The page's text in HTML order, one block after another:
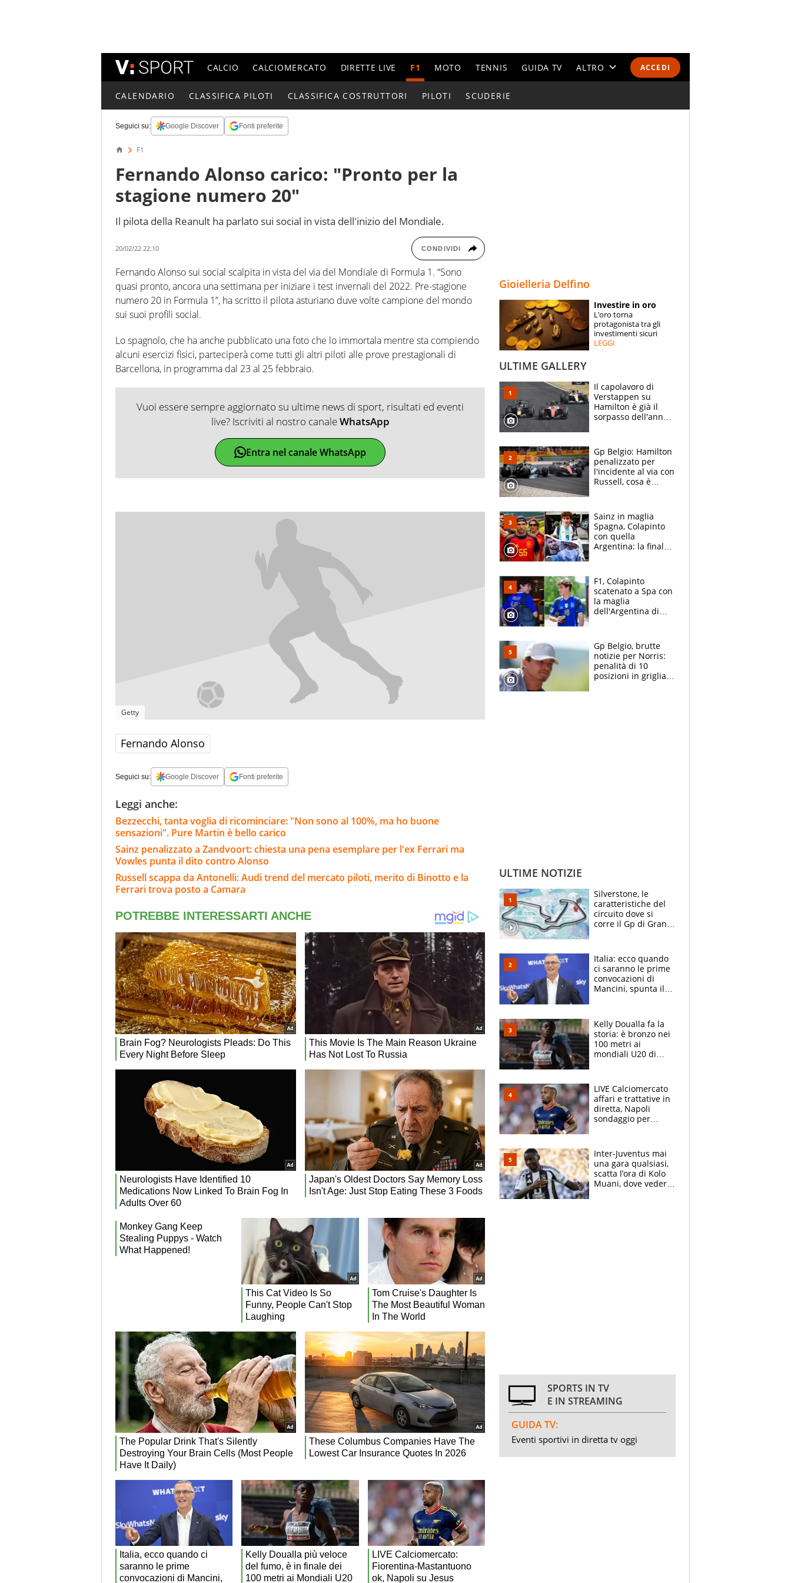
ACCEDI
CALCIO CALCIOMERCATO DIRETTE LIVE F1 MOTO TENNIS GUIDA TV ALTRO
ESPERTI
CONTATTI
CALENDARIO CLASSIFICA PILOTI CLASSIFICA COSTRUTTORI PILOTI SCUDERIE
Seguici su: Google Discover Fonti preferite
F1
Fernando Alonso carico: "Pronto per la
stagione numero 20"
Il pilota della Reanult ha parlato sui social in vista dell'inizio del Mondiale.
20/02/22 22:10 CONDIVIDI
Fernando Alonso sui social scalpita in vista del via del Mondiale di Formula 1. “Sono
quasi pronto, ancora una settimana per iniziare i test invernali del 2022. Pre-stagione
numero 20 in Formula 1”, ha scritto il pilota asturiano duve volte campione del mondo
sui suoi profili social.
Lo spagnolo, che ha anche pubblicato una foto che lo immortala mentre sta compiendo
alcuni esercizi fisici, parteciperà come tutti gli altri piloti alle prove prestagionali di
Barcellona, in programma dal 23 al 25 febbraio.
Vuoi essere sempre aggiornato su ultime news di sport, risultati ed eventi
live? Iscriviti al nostro canaleWhatsApp
Entra nel canale WhatsApp
Getty
Fernando Alonso
Seguici su: Google Discover Fonti preferite
Leggi anche:
Bezzecchi, tanta voglia di ricominciare: "Non sono al 100%, ma ho buone
sensazioni". Pure Martin è bello carico
Sainz penalizzato a Zandvoort: chiesta una pena esemplare per l'ex Ferrari ma
Vowles punta il dito contro Alonso
Russell scappa da Antonelli: Audi trend del mercato piloti, merito di Binotto e la
Ferrari trova posto a Camara
Gioielleria Delfino
Investire in oro
L’oro torna
protagonista tra gli
investimenti sicuri
LEGGI
ULTIME GALLERY
Il capolavoro di
Verstappen su
Hamilton è già il
sorpasso dell'anno:
2021
Gp Belgio: Hamilton
penalizzato per
l'incidente al via con
Russell, cosa è
Sainz in maglia
Spagna, Colapinto
con quella
Argentina: la finale
vede l'ora
F1, Colapinto
scatenato a Spa con
la maglia
dell'Argentina di
le parolacce"
Gp Belgio, brutte
notizie per Norris:
penalità di 10
posizioni in griglia,
ULTIME NOTIZIE
Silverstone, le
caratteristiche del
circuito dove si
corre il Gp di Gran
Italia: ecco quando
ci saranno le prime
convocazioni di
Mancini, spunta il
Kelly Doualla fa la
storia: è bronzo nei
100 metri ai
mondiali U20 di
con una gran finale"
LIVE Calciomercato
affari e trattative in
diretta, Napoli
sondaggio per
accende l'Atalanta
Inter-Juventus mai
una gara qualsiasi,
scatta l’ora di Kolo
Muani, dove vederla
SPORTS IN TV
E IN STREAMING
GUIDA TV:
Eventi sportivi in diretta tv oggi